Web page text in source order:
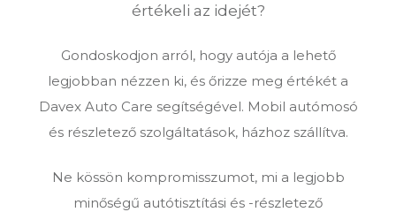
értékeli az idejét?
Gondoskodjon arról, hogy autója a lehető
legjobban nézzen ki, és őrizze meg értékét a
Davex Auto Care segítségével. Mobil autómosó
és részletező szolgáltatások, házhoz szállítva.
Ne kössön kompromisszumot, mi a legjobb
minőségű autótisztítási és -részletező